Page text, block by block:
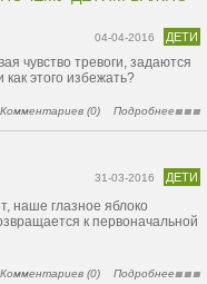
ДЕТИ
04-04-2016
чувство тревоги, задаются
этого избежать?
Комментариев (0) Подробнее
ДЕТИ
31-03-2016
наше глазное яблоко
к первоначальной
Комментариев (0) Подробнее